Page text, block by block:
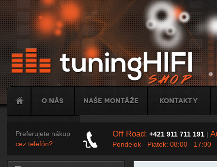
O nás Naše montáže Kontakty
Tuning
Preferujete nákup
cez telefón?
Off Road: +421 911 711 191|
Pondelok - Piatok: 08:00 - 17:00